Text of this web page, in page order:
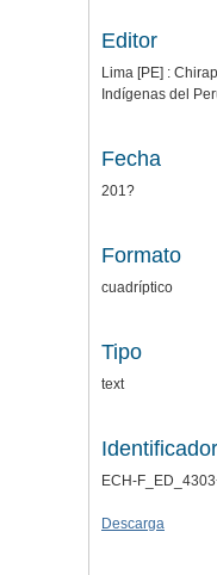
Editor
Lima [PE] :
Indígenas del
Fecha
201?
Formato
cuadríptico
Tipo
text
Identificador
ECH-
Descarga